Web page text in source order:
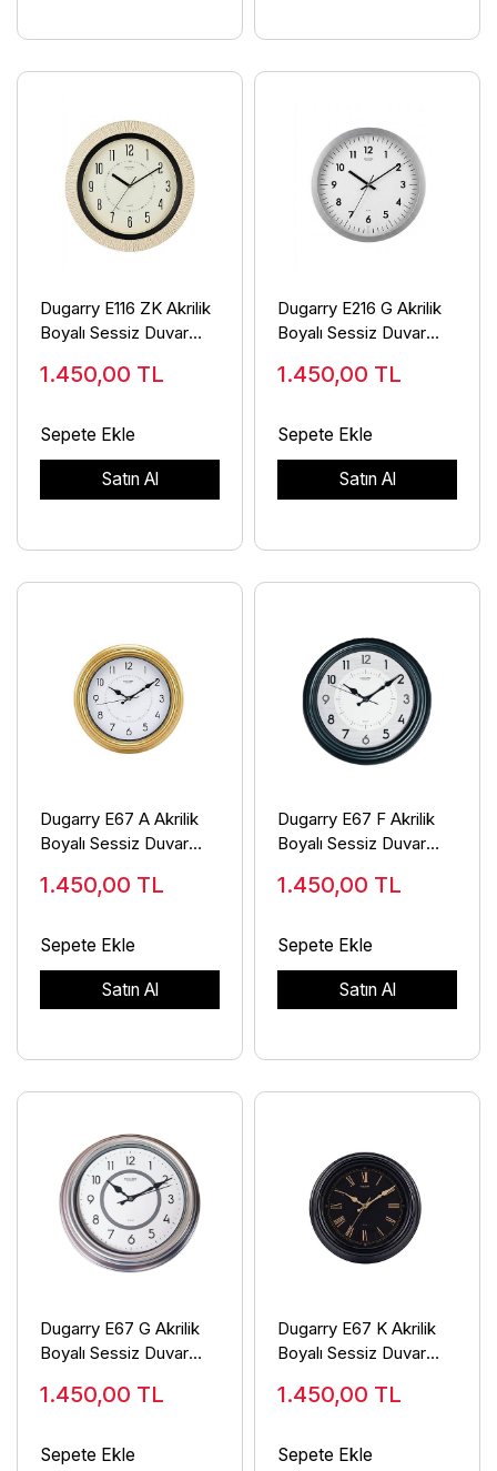
Dugarry E116 ZK Akrilik
Boyalı Sessiz Duvar
1.450,00 TL
Sepete Ekle
Satın Al
Dugarry E216 G Akrilik
Boyalı Sessiz Duvar
1.450,00 TL
Sepete Ekle
Satın Al
Dugarry E67 A Akrilik
Boyalı Sessiz Duvar
1.450,00 TL
Sepete Ekle
Satın Al
Dugarry E67 F Akrilik
Boyalı Sessiz Duvar
1.450,00 TL
Sepete Ekle
Satın Al
Dugarry E67 G Akrilik
Boyalı Sessiz Duvar
1.450,00 TL
Sepete Ekle
Dugarry E67 K Akrilik
Boyalı Sessiz Duvar
1.450,00 TL
Sepete Ekle